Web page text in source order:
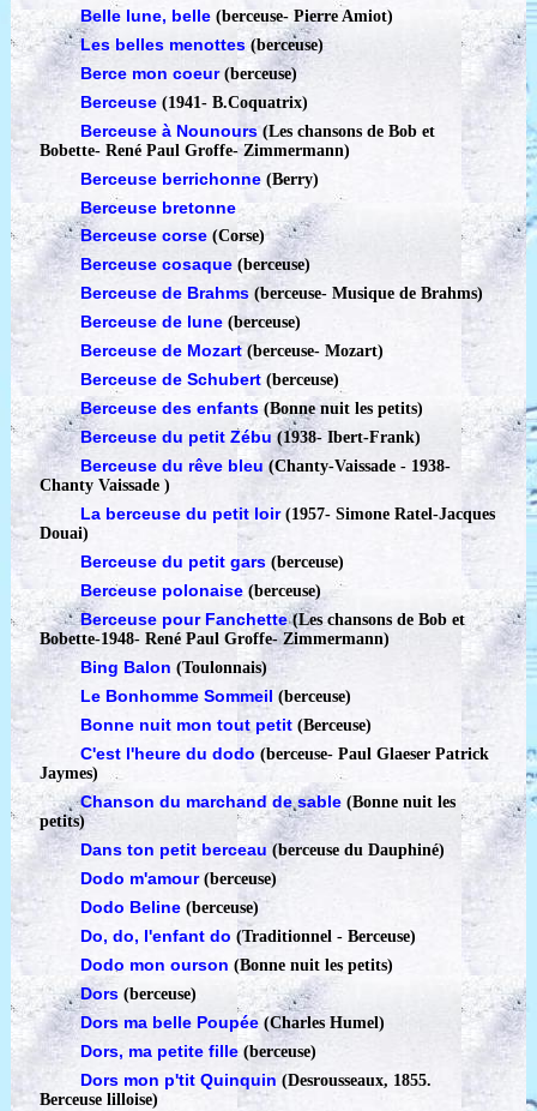
Belle lune, belle(berceuse-Pierre Amiot)
Les belles menottes(berceuse)
Berce mon coeur (berceuse)
Berceuse(1941-B.Coquatrix)
Berceuse à Nounours (Les chansons de Bob et
Bobette-René Paul Groffe- Zimmermann)
Berceuse berrichonne (Berry)
Berceuse bretonne
Berceuse corse (Corse)
Berceuse cosaque (berceuse)
Berceuse de Brahms (berceuse-Musique de Brahms)
Berceuse de lune (berceuse)
Berceuse de Mozart (berceuse-Mozart)
Berceuse de Schubert (berceuse)
Berceuse des enfants (Bonne nuit les petits)
Berceuse du petit Zébu (1938-Ibert-Frank)
Berceuse du rêve bleu(Chanty-Vaissade - 1938-
Chanty Vaissade )
La berceuse du petit loir(1957-Simone Ratel-Jacques
Douai)
Berceuse du petit gars(berceuse)
Berceuse polonaise (berceuse)
Berceuse pour Fanchette (Les chansons de Bob et
Bobette-1948-René Paul Groffe- Zimmermann)
Bing Balon (Toulonnais)
Le Bonhomme Sommeil(berceuse)
Bonne nuit mon tout petit (Berceuse)
C'est l'heure du dodo (berceuse-Paul Glaeser Patrick
Jaymes)
Chanson du marchand de sable(Bonne nuit les
petits)
Dans ton petit berceau (berceuse du Dauphiné)
Dodo m'amour (berceuse)
Dodo Beline(berceuse)
Do, do, l'enfant do (Traditionnel - Berceuse)
Dodo mon ourson(Bonne nuit les petits)
Dors(berceuse)
Dors ma belle Poupée (Charles Humel)
Dors, ma petite fille(berceuse)
Dors mon p'tit Quinquin (Desrousseaux, 1855.
Berceuse lilloise)